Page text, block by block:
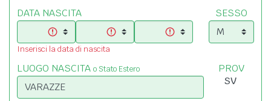
DATA NASCITA
Inserisci la data di nascita
SESSO
LUOGO NASCITA o Stato Estero PROV